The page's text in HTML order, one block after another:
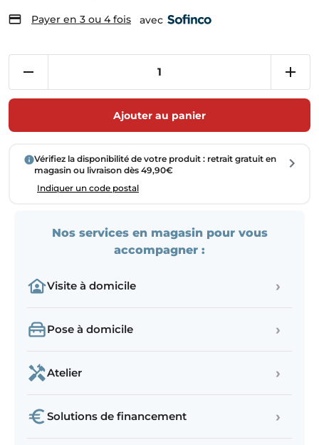
Payer en 3 ou 4 fois avec
Ajouter au panier
Vérifiez la disponibilité de votre produit : retrait gratuit en
magasin ou livraison dès 49,90€
Indiquer un code postal
Nos services en magasin pour vous
accompagner :
Visite à domicile ›
Pose à domicile ›
Atelier ›
Solutions de financement ›